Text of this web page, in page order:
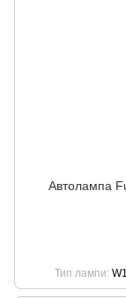
Автолампа
Тип лампи